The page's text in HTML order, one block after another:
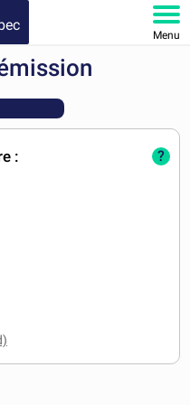
Menu
: ?